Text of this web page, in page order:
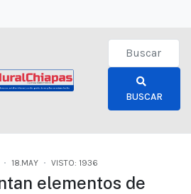
Type 2 or
BUSCAR
18.MAY VISTO: 1936
elementos de